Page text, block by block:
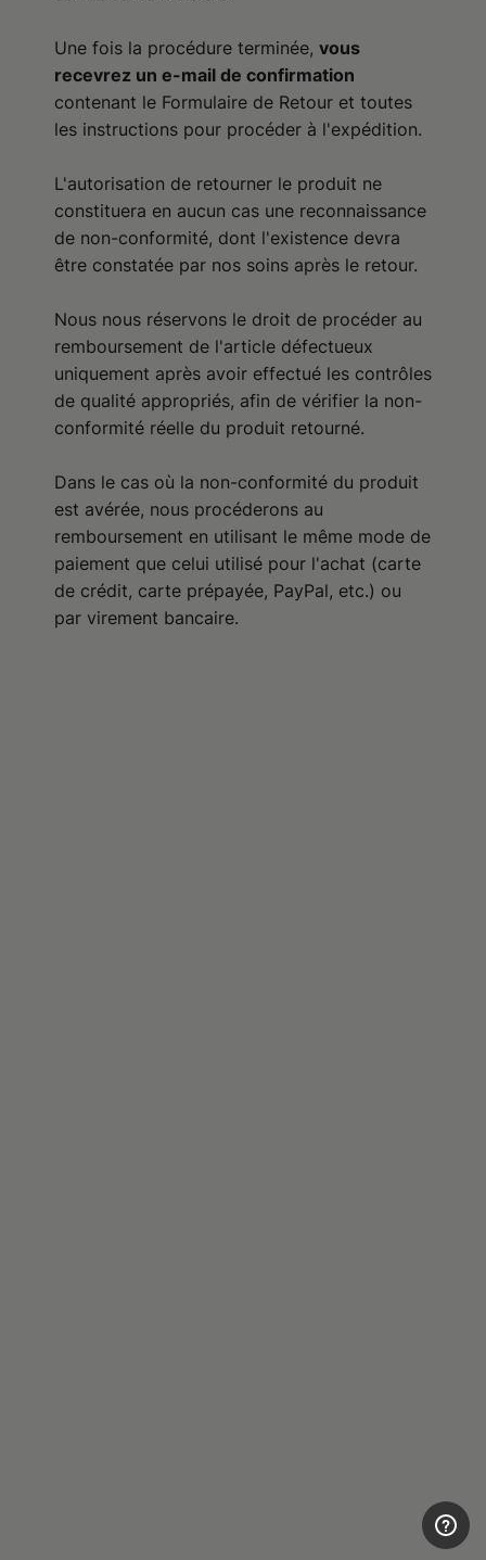
Une fois la procédure terminée, vous
recevrez un e-mail de confirmation
contenant le Formulaire de Retour et toutes
les instructions pour procéder à l'expédition.
L'autorisation de retourner le produit ne
constituera en aucun cas une reconnaissance
de non-conformité, dont l'existence devra
être constatée par nos soins après le retour.
Nous nous réservons le droit de procéder au
remboursement de l'article défectueux
uniquement après avoir effectué les contrôles
de qualité appropriés, afin de vérifier la non-
conformité réelle du produit retourné.
Dans le cas où la non-conformité du produit
est avérée, nous procéderons au
remboursement en utilisant le même mode de
paiement que celui utilisé pour l'achat (carte
de crédit, carte prépayée, PayPal, etc.) ou
par virement bancaire.